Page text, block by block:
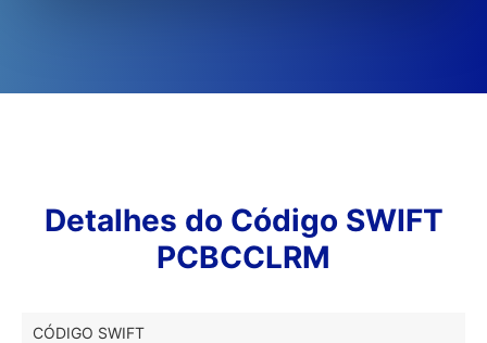
Detalhes do Código SWIFT
PCBCCLRM
CÓDIGO SWIFT